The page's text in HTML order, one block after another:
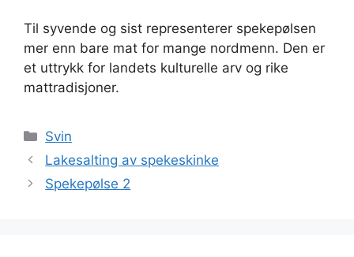
Til syvende og sist representerer spekepølsen
mer enn bare mat for mange nordmenn. Den er
et uttrykk for landets kulturelle arv og rike
mattradisjoner.
Kategorier
Svin
Lakesalting av spekeskinke
Spekepølse 2